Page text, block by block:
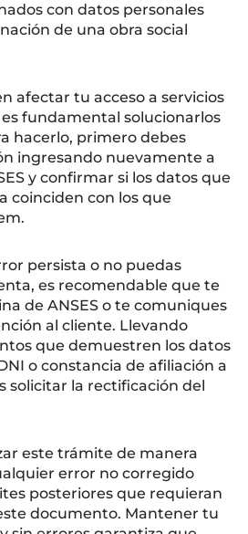
con datos personales
de una obra social
afectar tu acceso a servicios
fundamental solucionarlos
hacerlo, primero debes
ingresando nuevamente a
y confirmar si los datos que
coinciden con los que
persista o no puedas
es recomendable que te
de ANSES o te comuniques
al cliente. Llevando
que demuestren los datos
o constancia de afiliación a
solicitar la rectificación del
este trámite de manera
error no corregido
posteriores que requieran
documento. Mantener tu